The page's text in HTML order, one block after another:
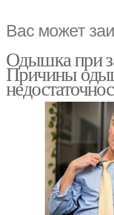
Вас может
Одышка при
Причины